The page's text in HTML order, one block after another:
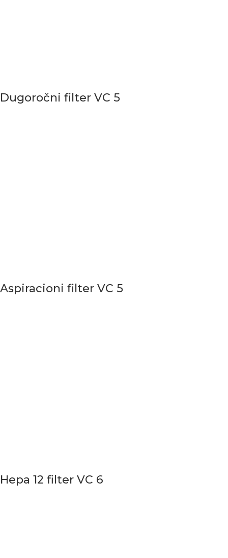
Dugoročni filter VC 5
Aspiracioni filter VC 5
Hepa 12 filter VC 6